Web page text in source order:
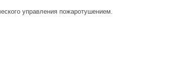
управления пожаротушением.